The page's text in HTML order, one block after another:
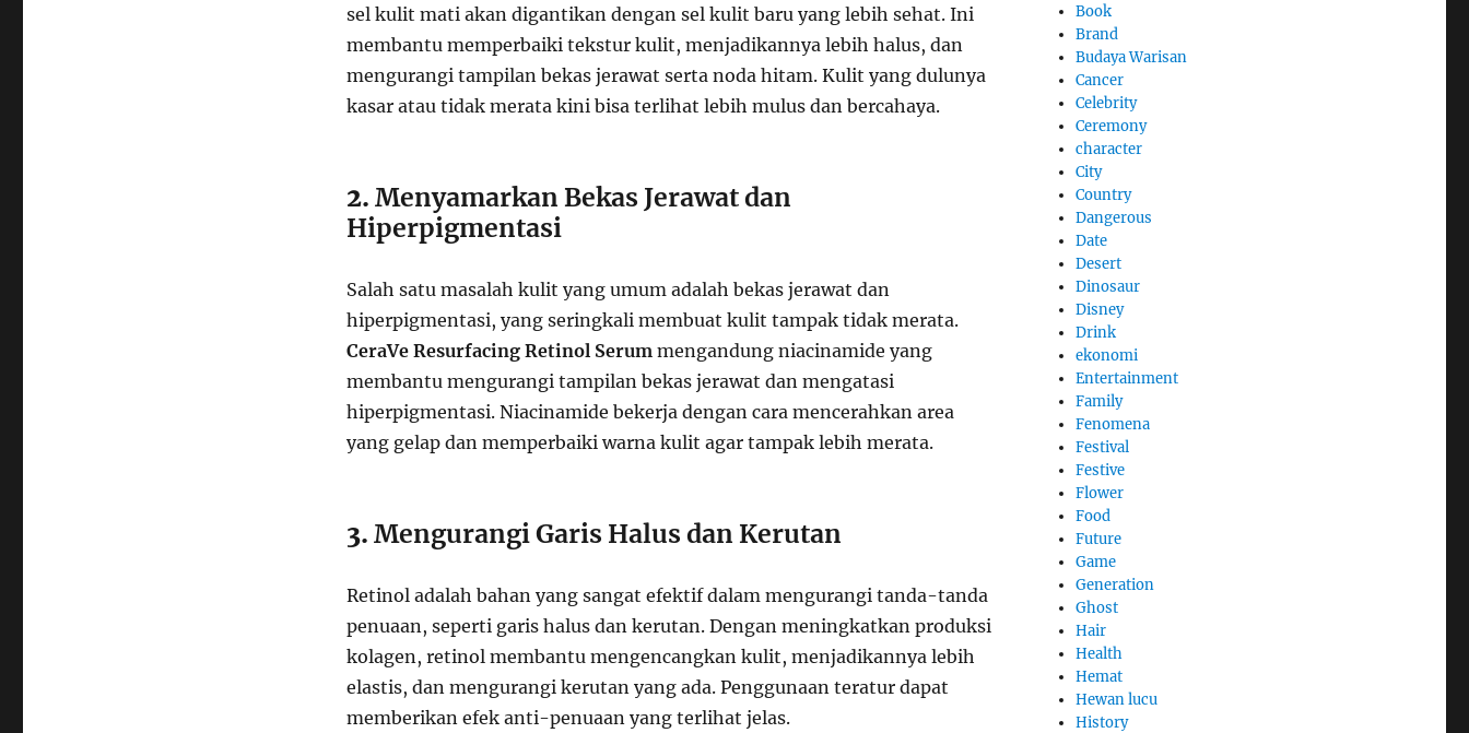
sel kulit mati akan digantikan dengan sel kulit baru yang lebih sehat. Ini
membantu memperbaiki tekstur kulit, menjadikannya lebih halus, dan
mengurangi tampilan bekas jerawat serta noda hitam. Kulit yang dulunya
kasar atau tidak merata kini bisa terlihat lebih mulus dan bercahaya.
2. Menyamarkan Bekas Jerawat dan
Hiperpigmentasi
Salah satu masalah kulit yang umum adalah bekas jerawat dan
hiperpigmentasi, yang seringkali membuat kulit tampak tidak merata.
CeraVe Resurfacing Retinol Serum mengandung niacinamide yang
membantu mengurangi tampilan bekas jerawat dan mengatasi
hiperpigmentasi. Niacinamide bekerja dengan cara mencerahkan area
yang gelap dan memperbaiki warna kulit agar tampak lebih merata.
3. Mengurangi Garis Halus dan Kerutan
Retinol adalah bahan yang sangat efektif dalam mengurangi tanda-tanda
penuaan, seperti garis halus dan kerutan. Dengan meningkatkan produksi
kolagen, retinol membantu mengencangkan kulit, menjadikannya lebih
elastis, dan mengurangi kerutan yang ada. Penggunaan teratur dapat
memberikan efek anti-penuaan yang terlihat jelas.
Book
Brand
Budaya Warisan
Cancer
Celebrity
Ceremony
character
City
Country
Dangerous
Date
Desert
Dinosaur
Disney
Drink
ekonomi
Entertainment
Family
Fenomena
Festival
Festive
Flower
Food
Future
Game
Generation
Ghost
Hair
Health
Hemat
Hewan lucu
History